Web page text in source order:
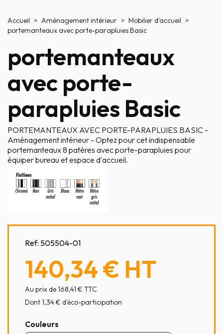
Accueil Aménagement intérieur
Mobilier d'accueil
portemanteaux avec porte-parapluies Basic
portemanteaux
avec porte-
parapluies Basic
PORTEMANTEAUX AVEC PORTE-PARAPLUIES BASIC -
Aménagement intérieur - Optez pour cet indispensable
portemanteaux 8 patères avec porte-parapluies pour
équiper bureau et espace d'accueil.
Ref: 505504-01
140,34 € HT
Au prix de 168,41 € TTC
Dont 1,34 € d'éco-participation
Couleurs